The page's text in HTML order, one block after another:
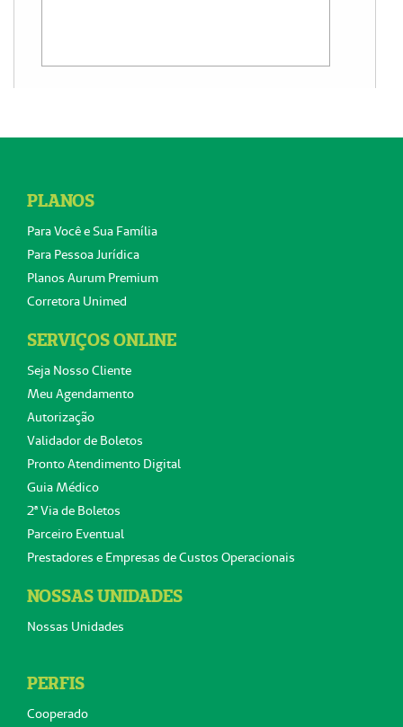
PLANOS
Para Você e Sua Família
Para Pessoa Jurídica
Planos Aurum Premium
Corretora Unimed
SERVIÇOS ONLINE
Seja Nosso Cliente
Meu Agendamento
Autorização
Validador de Boletos
Pronto Atendimento Digital
Guia Médico
2ª Via de Boletos
Parceiro Eventual
Prestadores e Empresas de Custos Operacionais
NOSSAS UNIDADES
Nossas Unidades
PERFIS
Cooperado